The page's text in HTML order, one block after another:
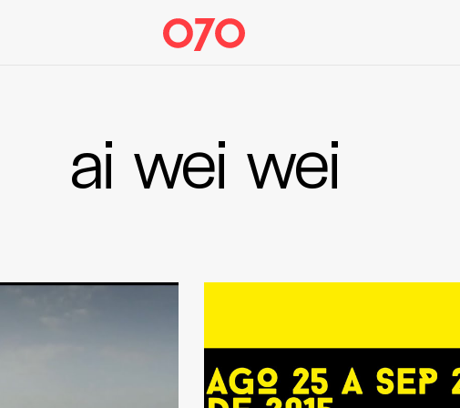
ai wei wei